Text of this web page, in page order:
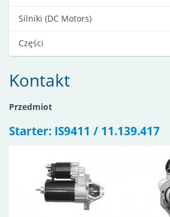
Silniki (DC Motors)
Części
Kontakt
Przedmiot
Starter: IS9411 / 11.139.417